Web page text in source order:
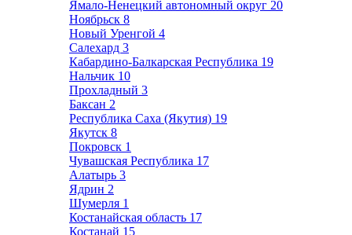
Ямало-Ненецкий автономный округ 20
Ноябрьск 8
Новый Уренгой 4
Салехард 3
Кабардино-Балкарская Республика 19
Нальчик 10
Прохладный 3
Баксан 2
Республика Саха (Якутия) 19
Якутск 8
Покровск 1
Чувашская Республика 17
Алатырь 3
Ядрин 2
Шумерля 1
Костанайская область 17
Костанай 15